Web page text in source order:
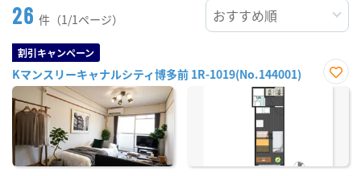
26 件（1/1ページ）
割引キャンペーン
Kマンスリーキャナルシティ博多前 1R-1019(No.144001)
お気